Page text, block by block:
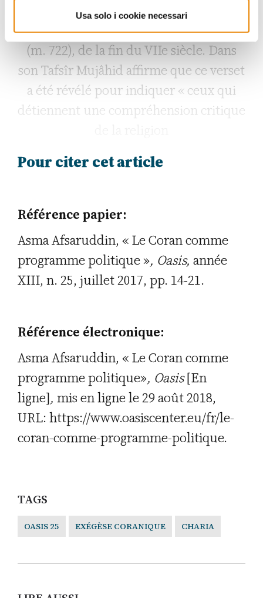
Usa solo i cookie necessari
exégétique la plus ancienne dont nous
disposons est celle de Mujâhid Ibn Jabr
(m. 722), de la fin du VIIe siècle. Dans
son Tafsîr Mujâhid affirme que ce verset
a été révélé pour indiquer « ceux qui
détiennent une compréhension critique
CONTINUA A
Pour citer cet article
Référence papier:
Asma Afsaruddin, « Le Coran comme
programme politique », Oasis, année
XIII, n. 25, juillet 2017, pp. 14-21.
Référence électronique:
Asma Afsaruddin, « Le Coran comme
programme politique», Oasis[En
ligne], mis en ligne le 29 août 2018,
URL: https://www.oasiscenter.eu/fr/le-
coran-comme-programme-politique.
TAGS
OASIS 25 EXÉGÈSE CORANIQUE CHARIA